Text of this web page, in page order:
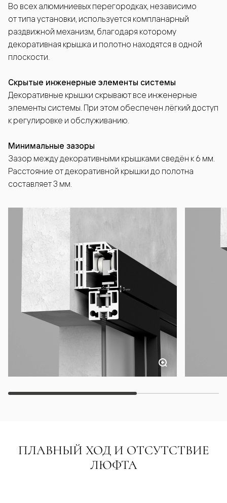
Во всех алюминиевых перегородках, независимо
от типа установки, используется компланарный
раздвижной механизм, благодаря которому
декоративная крышка и полотно находятся в одной
плоскости.
Скрытые инженерные элементы системы
Декоративные крышки скрывают все инженерные
элементы системы. При этом обеспечен лёгкий доступ
к регулировке и обслуживанию.
Минимальные зазоры
Зазор между декоративными крышками сведён к 6 мм.
Расстояние от декоративной крышки до полотна
составляет 3 мм.
ПЛАВНЫЙ ХОД И ОТСУТСТВИЕ
ЛЮФТА